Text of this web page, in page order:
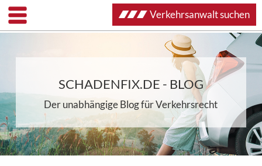
SCHADENFIX.DE - BLOG
Der unabhängige Blog für Verkehrsrecht
Verkehrsanwalt suchen